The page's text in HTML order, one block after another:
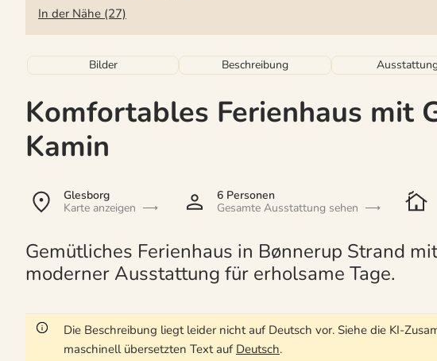
In der Nähe (27)
Bilder Beschreibung
Komfortables Ferienhaus mit
Kamin
Glesborg
Karte anzeigen
6 Personen
Gesamte Ausstattung sehen
Gemütliches Ferienhaus in Bønnerup Strand
moderner Ausstattung für erholsame Tage.
Die Beschreibung liegt leider nicht auf Deutsch vor. Siehe die KI-
maschinell übersetzten Text auf Deutsch.